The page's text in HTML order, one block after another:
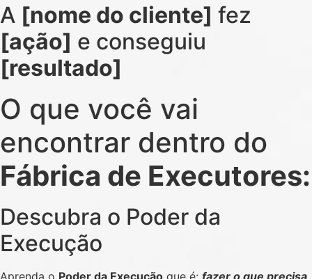
A [nome do cliente] fez
[ação] e conseguiu
[resultado]
O que você vai
encontrar dentro do
Fábrica de Executores:
Descubra o Poder da
Execução
Aprenda o Poder da Execução que é: fazer o que precisa